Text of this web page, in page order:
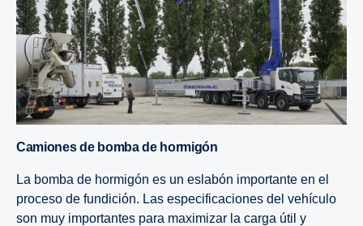
Camiones de bomba de hormigón
La bomba de hormigón es un eslabón importante en el
proceso de fundición. Las especificaciones del vehículo
son muy importantes para maximizar la carga útil y